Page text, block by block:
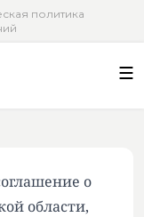
политика
о
области,